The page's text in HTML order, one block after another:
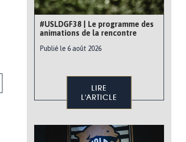
#USLDGF38 | Le programme des
animations de la rencontre
Publié le 6 août 2026
LIRE
L'ARTICLE